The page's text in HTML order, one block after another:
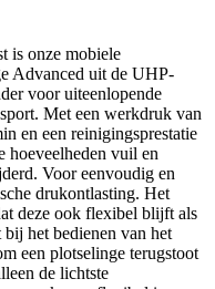
is onze mobiele
Advanced uit de UHP-
voor uiteenlopende
Met een werkdruk van
en een reinigingsprestatie
hoeveelheden vuil en
Voor eenvoudig en
drukontlasting. Het
deze ook flexibel blijft als
het bedienen van het
een plotselinge terugstoot
de lichtste